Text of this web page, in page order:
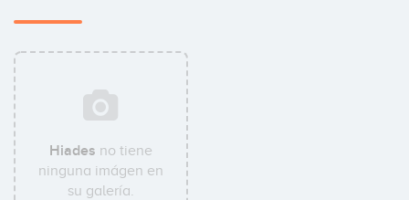
Hiades no tiene
ninguna imágen en
su galería.